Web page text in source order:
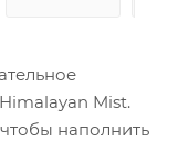
Mist.
наполнить